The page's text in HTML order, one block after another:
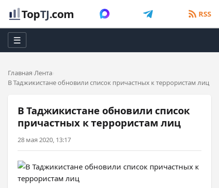
TopTJ.com RSS
☰
Главная Лента
В Таджикистане обновили список причастных к террористам лиц
В Таджикистане обновили список
причастных к террористам лиц
28 мая 2020, 13:17